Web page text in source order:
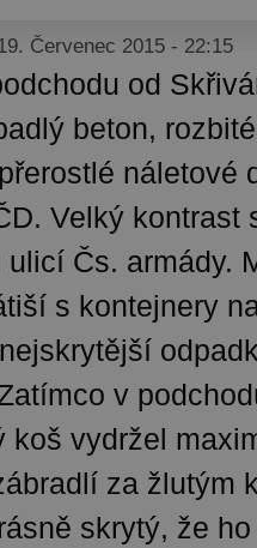
Červenec 2015 - 22:15
od
beton,
náletové
Velký kontrast
ulicí Čs. armády.
s kontejnery
v
koš vydržel
za žlutým
skrytý, že